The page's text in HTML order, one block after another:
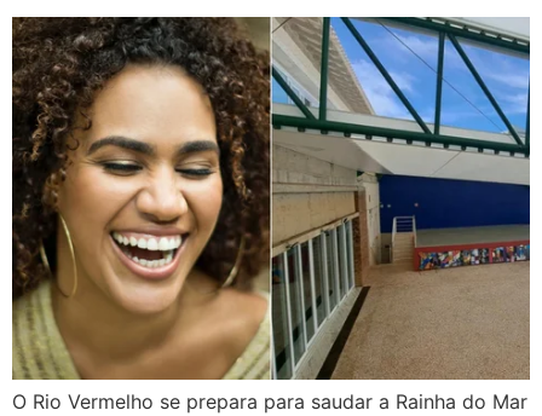
O Rio Vermelho se prepara para saudar a Rainha do Mar